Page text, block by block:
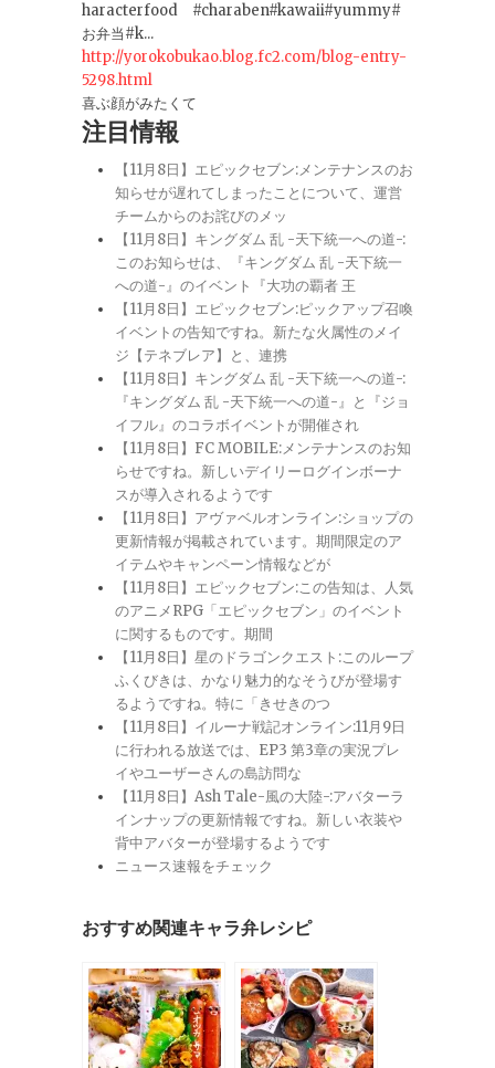
haracterfood #charaben#kawaii#yummy#
お弁当#k...
http://yorokobukao.blog.fc2.com/blog-entry-
5298.html
喜ぶ顔がみたくて
注目情報
【11月8日】エピックセブン:メンテナンスのお
知らせが遅れてしまったことについて、運営
チームからのお詫びのメッ
【11月8日】キングダム 乱 -天下統一への道-:
このお知らせは、『キングダム 乱 -天下統一
への道-』のイベント『大功の覇者 王
【11月8日】エピックセブン:ピックアップ召喚
イベントの告知ですね。新たな火属性のメイ
ジ【テネブレア】と、連携
【11月8日】キングダム 乱 -天下統一への道-:
『キングダム 乱 -天下統一への道-』と『ジョ
イフル』のコラボイベントが開催され
【11月8日】FC MOBILE:メンテナンスのお知
らせですね。新しいデイリーログインボーナ
スが導入されるようです
【11月8日】アヴァベルオンライン:ショップの
更新情報が掲載されています。期間限定のア
イテムやキャンペーン情報などが
【11月8日】エピックセブン:この告知は、人気
のアニメRPG「エピックセブン」のイベント
に関するものです。期間
【11月8日】星のドラゴンクエスト:このループ
ふくびきは、かなり魅力的なそうびが登場す
るようですね。特に「きせきのつ
【11月8日】イルーナ戦記オンライン:11月9日
に行われる放送では、EP3 第3章の実況プレ
イやユーザーさんの島訪問な
【11月8日】Ash Tale-風の大陸-:アバターラ
インナップの更新情報ですね。新しい衣装や
背中アバターが登場するようです
ニュース速報をチェック
おすすめ関連キャラ弁レシピ